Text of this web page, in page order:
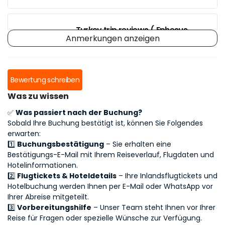
Turkey trip reviews ( Ephesus,
Cappadocia) and tips
Highlight of our trip to Turkey
Tourofistanbul.com did an
excellent job!
Thumbs up for Volkan!!!
A great way to visit Cappadocia
with personal attention
Anmerkungen anzeigen
Bewertung schreiben
Was zu wissen
✅ Was passiert nach der Buchung?
Sobald Ihre Buchung bestätigt ist, können Sie Folgendes
erwarten:
1️⃣ Buchungsbestätigung – Sie erhalten eine
Bestätigungs-E-Mail mit Ihrem Reiseverlauf, Flugdaten und
Hotelinformationen.
2️⃣ Flugtickets & Hoteldetails – Ihre Inlandsflugtickets und
Hotelbuchung werden Ihnen per E-Mail oder WhatsApp vor
Ihrer Abreise mitgeteilt.
3️⃣ Vorbereitungshilfe – Unser Team steht Ihnen vor Ihrer
Reise für Fragen oder spezielle Wünsche zur Verfügung.